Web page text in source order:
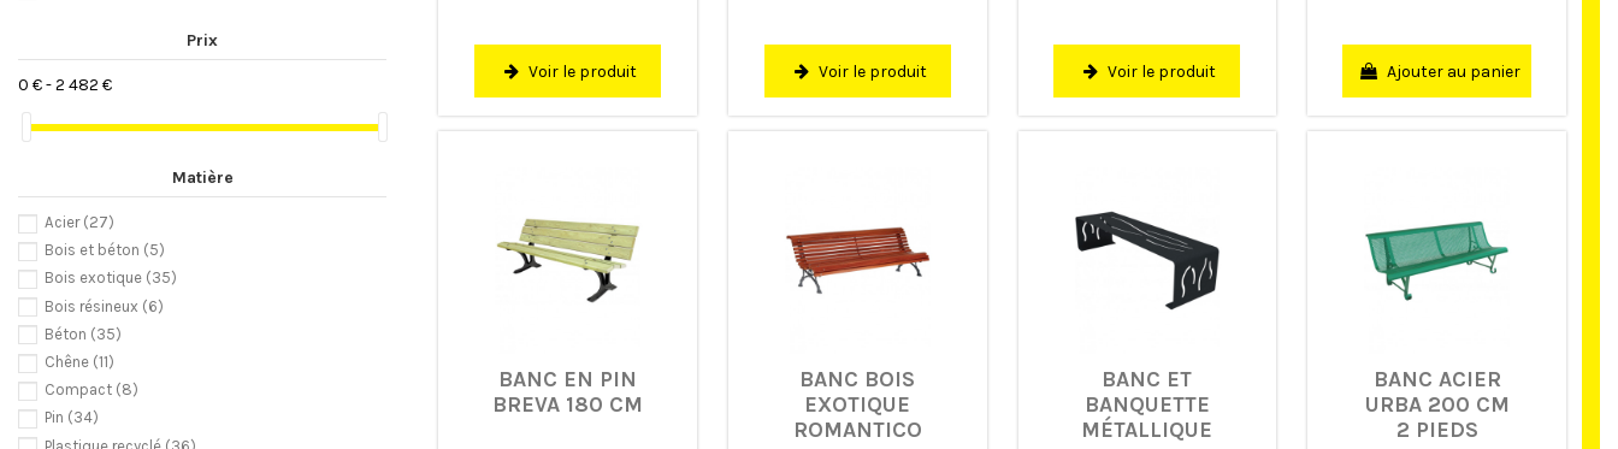
Prix
0 € - 2 482 €
Matière
Acier (27)
Bois et béton (5)
Bois exotique (35)
Bois résineux (6)
Béton (35)
Chêne (11)
Compact (8)
Pin (34)
Voir le produit Voir le produit Voir le produit Ajouter au panier
BANC EN PIN
BREVA 180 CM
BANC BOIS
EXOTIQUE
ROMANTICO
BANC ET
BANQUETTE
MÉTALLIQUE
BANC ACIER
URBA 200 CM
2 PIEDS